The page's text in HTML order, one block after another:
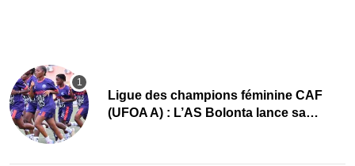
Ligue des champions féminine CAF
(UFOA A) : L’AS Bolonta lance sa